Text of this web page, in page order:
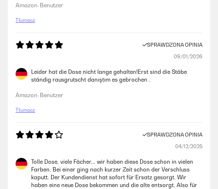
Amazon-Benutzer
Tłumacz
SPRAWDZONA OPINIA
09/01/2026
Leider hat die Dose nicht lange gehalten!Erst sind die Stäbe
ständig rausgrutscht danıştım es gebrochen .
Amazon-Benutzer
Tłumacz
SPRAWDZONA OPINIA
04/12/2025
Tolle Dose, viele Fächer... wir haben diese Dose schon in vielen
Farben. Bei einer ging nach kurzer Zeit schon der Verschluss
kaputt. Der Kundendienst hat sofort für Ersatz gesorgt. Wir
haben eine neue Dose bekommen und die alte entsorgt. Also für